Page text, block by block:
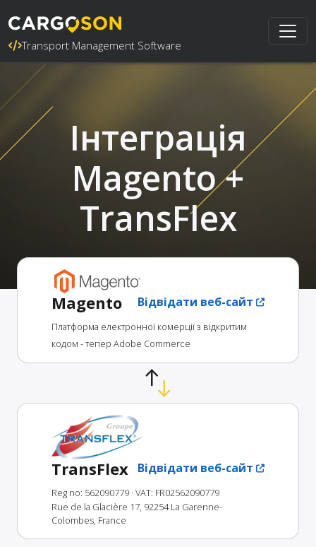
Transport Management Software
Інтеграція
Magento +
TransFlex
Magento Відвідати веб-сайт
Платформа електронної комерції з відкритим
кодом - тепер Adobe Commerce
TransFlex Відвідати веб-сайт
Reg no: 562090779 · VAT: FR02562090779
Rue de la Glacière 17, 92254 La Garenne-
Colombes, France